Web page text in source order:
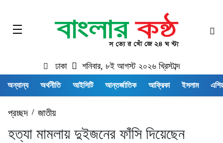
ঢাকা শনিবার, ৮ই আগস্ট ২০২৬ খ্রিস্টাব্দ
অন্যান্য অর্থনীতি আইসিটি আন্তর্জাতিক আফ্রিকা ইসলাম
প্রচ্ছদ/ জাতীয়
হত্যা মামলায় দুইজনের ফাঁসি দিয়েছেন